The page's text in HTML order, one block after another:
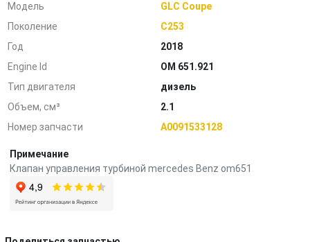
Модель
GLC Coupe
Поколение
C253
Год
2018
Engine Id
OM 651.921
Тип двигателя
дизель
Объем, см³
2.1
Номер запчасти
A0091533128
Примечание
Клапан управления турбиной mercedes Benz om651